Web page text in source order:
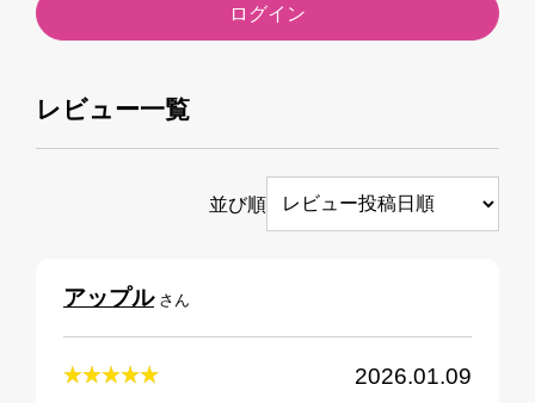
ログイン
レビュー一覧
並び順
アップルさん
2026.01.09